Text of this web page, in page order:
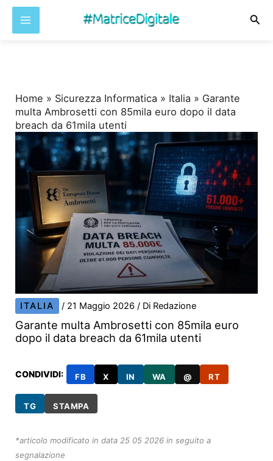
Home » Sicurezza Informatica » Italia » Garante
multa Ambrosetti con 85mila euro dopo il data
breach da 61mila utenti
ITALIA / 21 Maggio 2026/ Di Redazione
Garante multa Ambrosetti con 85mila euro
dopo il data breach da 61mila utenti
CONDIVIDI: FB X IN WA @ RT
TG STAMPA
*articolo modificato in data 25 05 2026 in seguito a
segnalazione